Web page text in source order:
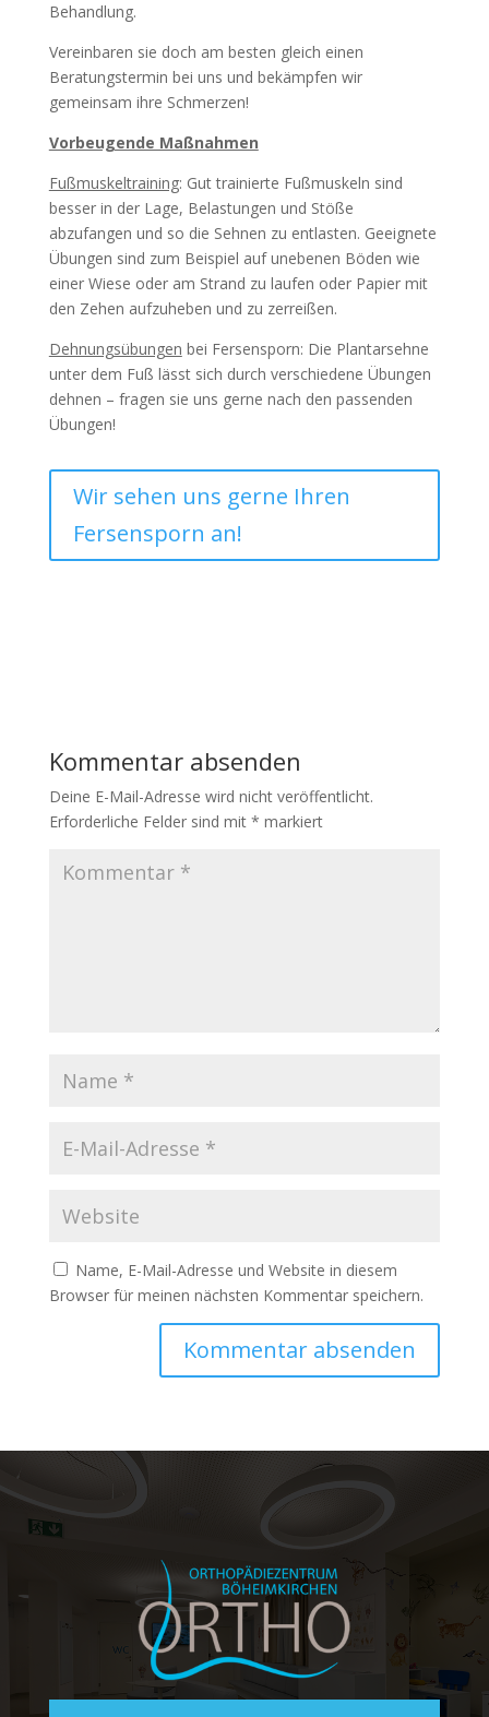
Behandlung.
Vereinbaren sie doch am besten gleich einen
Beratungstermin bei uns und bekämpfen wir
gemeinsam ihre Schmerzen!
Vorbeugende Maßnahmen
Fußmuskeltraining: Gut trainierte Fußmuskeln sind
besser in der Lage, Belastungen und Stöße
abzufangen und so die Sehnen zu entlasten. Geeignete
Übungen sind zum Beispiel auf unebenen Böden wie
einer Wiese oder am Strand zu laufen oder Papier mit
den Zehen aufzuheben und zu zerreißen.
Dehnungsübungen bei Fersensporn: Die Plantarsehne
unter dem Fuß lässt sich durch verschiedene Übungen
dehnen – fragen sie uns gerne nach den passenden
Übungen!
Wir sehen uns gerne Ihren
Fersensporn an!
Kommentar absenden
Deine E-Mail-Adresse wird nicht veröffentlicht.
Erforderliche Felder sind mit * markiert
Name, E-Mail-Adresse und Website in diesem
Browser für meinen nächsten Kommentar speichern.